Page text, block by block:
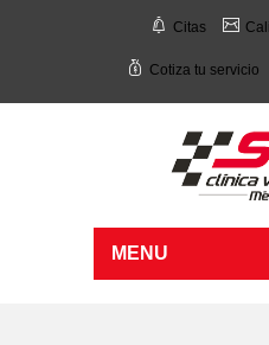
Citas
Cotiza tu servicio
MENU